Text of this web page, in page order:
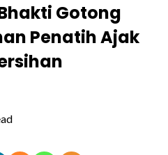
Gotong
Penatih Ajak